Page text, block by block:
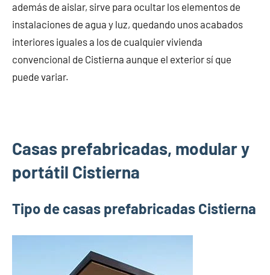
además de aislar, sirve para ocultar los elementos de
instalaciones de agua y luz, quedando unos acabados
interiores iguales a los de cualquier vivienda
convencional de Cistierna aunque el exterior sí que
puede variar.
Casas prefabricadas, modular y
portátil Cistierna
Tipo de casas prefabricadas Cistierna